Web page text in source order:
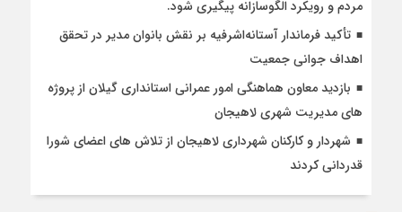
مردم و رویکرد الگوسازانه پیگیری شود.
تأکید فرماندار آستانه‌اشرفیه بر نقش بانوان مدیر در تحقق
اهداف جوانی جمعیت
بازدید معاون هماهنگی امور عمرانی استانداری گیلان از پروژه
های مدیریت شهری لاهیجان
شهردار و کارکنان شهرداری لاهیجان از تلاش های اعضای شورا
قدردانی کردند